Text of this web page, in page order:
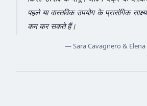
पहले या वास्तविक उपयोग के प्रासंगिक
कम कर सकते हैं।
— Sara Cavagnero & Elena